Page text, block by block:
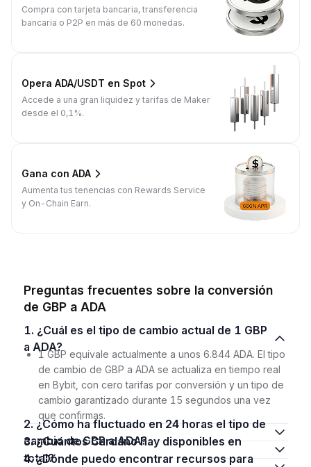
Compra con tarjeta bancaria, transferencia
bancaria o P2P en más de 60 monedas.
Opera ADA/USDT en Spot
Accede a una gran liquidez y tarifas de Maker
desde el 0,1%.
Gana con ADA
Aumenta tus tenencias con Rewards Service
y On-Chain Earn.
Preguntas frecuentes sobre la conversión
de GBP a ADA
1. ¿Cuál es el tipo de cambio actual de 1 GBP
a ADA?
1 GBP equivale actualmente a unos 6.844 ADA. El tipo
de cambio de GBP a ADA se actualiza en tiempo real
en Bybit, con cero tarifas por conversión y un tipo de
cambio garantizado durante 15 segundos una vez
que confirmas.
2. ¿Cómo ha fluctuado en 24 horas el tipo de
cambio de GBP a ADA?
3. ¿Cuántos Cardano hay disponibles en
total?
4. ¿Dónde puedo encontrar recursos para